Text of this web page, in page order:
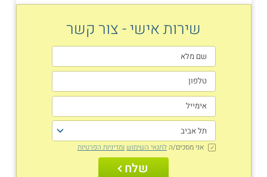
שירות אישי - צור קשר
אני מסכים/ה לתנאי השימוש ומדיניות הפרטיות
שלח